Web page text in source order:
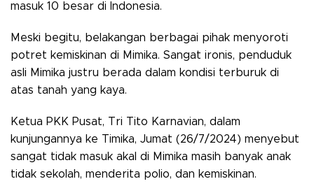
masuk 10 besar di Indonesia.
Meski begitu, belakangan berbagai pihak menyoroti
potret kemiskinan di Mimika. Sangat ironis, penduduk
asli Mimika justru berada dalam kondisi terburuk di
atas tanah yang kaya.
Ketua PKK Pusat, Tri Tito Karnavian, dalam
kunjungannya ke Timika, Jumat (26/7/2024) menyebut
sangat tidak masuk akal di Mimika masih banyak anak
tidak sekolah, menderita polio, dan kemiskinan.